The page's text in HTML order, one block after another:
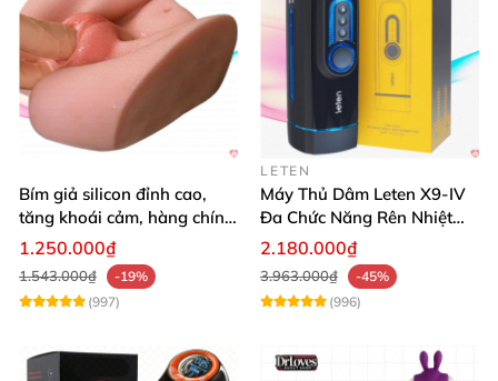
Bím giả silicon đỉnh cao,
tăng khoái cảm, hàng chính
hãng SHP1391
1.250.000₫
1.543.000₫
-19%
(997)
LETEN
Máy Thủ Dâm Leten X9-IV
Đa Chức Năng Rên Nhiệt
Bật Đỉnh
2.180.000₫
3.963.000₫
-45%
(996)